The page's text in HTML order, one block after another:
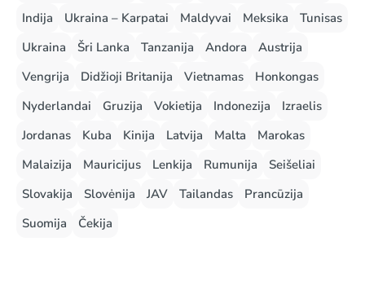
Indija
Ukraina – Karpatai Maldyvai Meksika
Tunisas
Ukraina
Šri Lanka Tanzanija Andora
Austrija
Vengrija
Didžioji Britanija Vietnamas
Honkongas
Nyderlandai
Gruzija Vokietija Indonezija
Izraelis
Jordanas
Kuba Kinija Latvija Malta
Marokas
Malaizija
Mauricijus Lenkija Rumunija
Seišeliai
Slovakija
Slovėnija JAV Tailandas
Prancūzija
Suomija
Čekija